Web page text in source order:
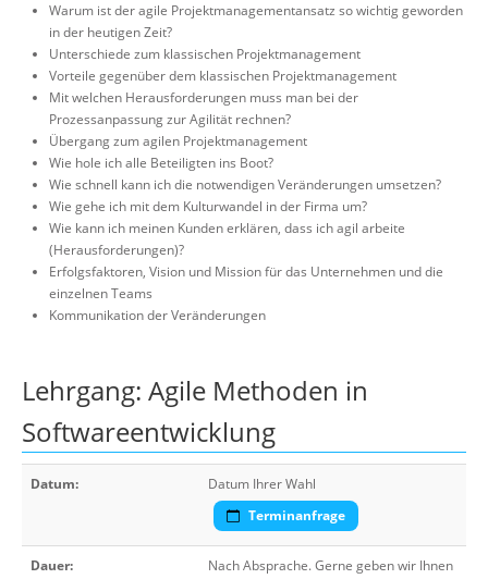
Warum ist der agile Projektmanagementansatz so wichtig geworden
in der heutigen Zeit?
Unterschiede zum klassischen Projektmanagement
Vorteile gegenüber dem klassischen Projektmanagement
Mit welchen Herausforderungen muss man bei der
Prozessanpassung zur Agilität rechnen?
Übergang zum agilen Projektmanagement
Wie hole ich alle Beteiligten ins Boot?
Wie schnell kann ich die notwendigen Veränderungen umsetzen?
Wie gehe ich mit dem Kulturwandel in der Firma um?
Wie kann ich meinen Kunden erklären, dass ich agil arbeite
(Herausforderungen)?
Erfolgsfaktoren, Vision und Mission für das Unternehmen und die
einzelnen Teams
Kommunikation der Veränderungen
Lehrgang: Agile Methoden in
Softwareentwicklung
Datum:
Datum Ihrer Wahl
Terminanfrage
Dauer:
Nach Absprache. Gerne geben wir Ihnen